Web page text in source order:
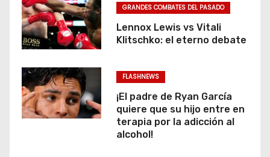
GRANDES COMBATES DEL PASADO
Lennox Lewis vs Vitali
Klitschko: el eterno debate
FLASHNEWS
¡El padre de Ryan García
quiere que su hijo entre en
terapia por la adicción al
alcohol!